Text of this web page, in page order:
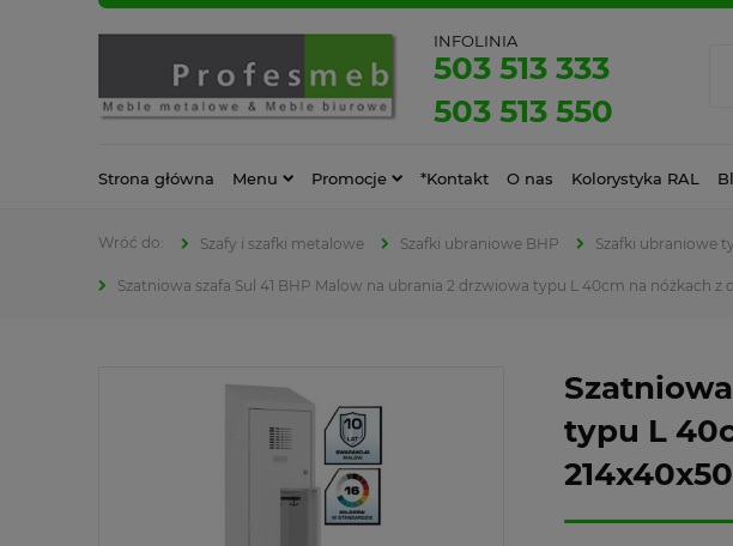
INFOLINIA
503 513 333
503 513 550
Strona główna Menu Promocje *Kontakt O nas Kolorystyka RAL
Szafy i szafki metalowe Szafki ubraniowe BHP Szafki ubraniowe
Szatniowa szafa Sul 41 BHP Malow na ubrania 2 drzwiowa typu L 40cm na nóżkach z
typu L